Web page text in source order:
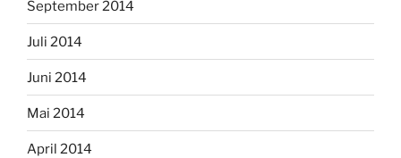
September 2014
Juli 2014
Juni 2014
Mai 2014
April 2014